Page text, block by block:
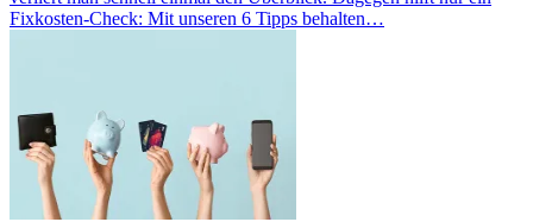
Fixkosten-Check: Mit unseren 6 Tipps behalten…